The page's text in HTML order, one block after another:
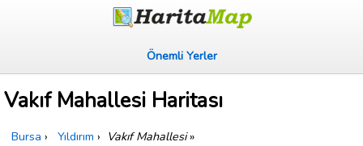
Önemli Yerler
Vakıf Mahallesi Haritası
Bursa › Yıldırım › Vakıf Mahallesi»